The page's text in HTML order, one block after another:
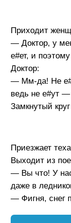
Приходит
— Доктор, у
е#ет, и
Доктор:
— Мм-да! Не
ведь не е#ут
Замкнутый
Приезжает
Выходит из
— Вы что! У
даже в
— Фигня, снег